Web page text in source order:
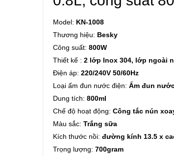
Model: KN-1008
Thương hiệu: Besky
Công suất: 800W
Thiết kế : 2 lớp Inox 304, lớp ngoài
Điện áp: 220/240V 50/60Hz
Loại ấm đun nước điện: Ấm đun
Dung tích: 800ml
Chế độ hoạt động: Công tắc nún
Màu sắc: Trắng sữa
Kích thước nồi: đường kính 13.5 x
Trọng lượng: 700gram